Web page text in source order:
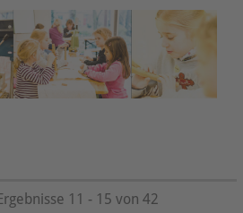
11 - 15 von 42